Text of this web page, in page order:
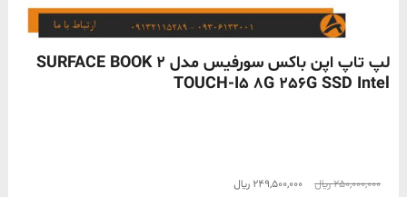
ناموجود
لپ تاپ اپن باکس سورفیس مدل SURFACE BOOK 2
TOUCH-I5 8G 256G SSD Intel
250,000,000﷼
قیمت
249,500,000 ﷼قیمت